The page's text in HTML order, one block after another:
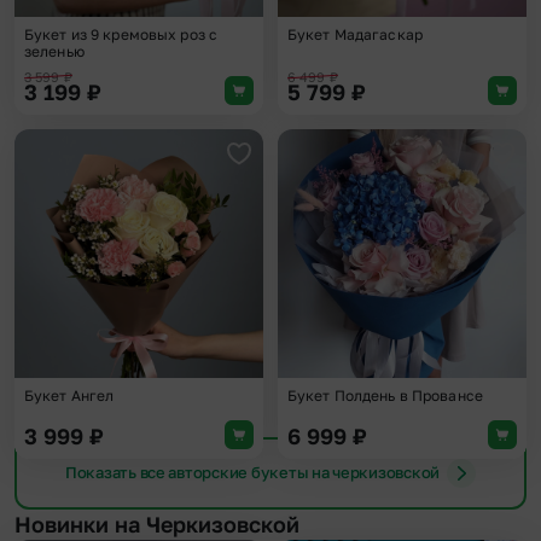
Букет из 9 кремовых роз с
зеленью
3 599₽
3 199 ₽
Букет Мадагаскар
6 499₽
5 799 ₽
Добавить в избранное
Букет Ангел
3 999 ₽
Букет Полдень в Провансе
6 999 ₽
Показать все авторские букеты на черкизовской
Новинки на Черкизовской